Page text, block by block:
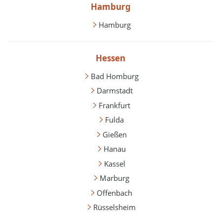
Hamburg
Hamburg
Hessen
Bad Homburg
Darmstadt
Frankfurt
Fulda
Gießen
Hanau
Kassel
Marburg
Offenbach
Rüsselsheim